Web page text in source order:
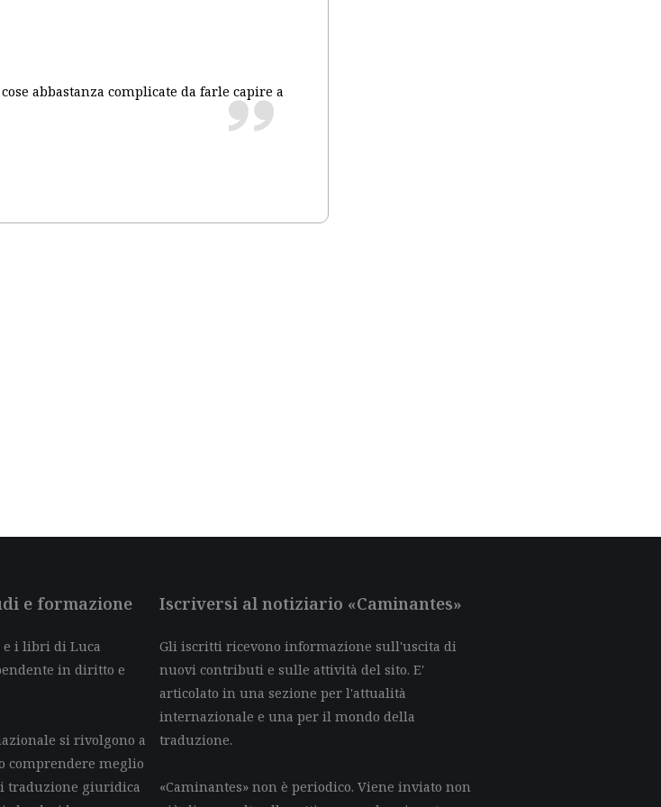
abbastanza complicate da farle capire a
e formazione
i libri di Luca
in diritto e
si rivolgono a
comprendere meglio
traduzione giuridica
Iscriversi al notiziario «Caminantes»
Gli iscritti ricevono informazione sull'uscita di
nuovi contributi e sulle attività del sito. E'
articolato in una sezione per l'attualità
internazionale e una per il mondo della
traduzione.
«Caminantes» non è periodico. Viene inviato non